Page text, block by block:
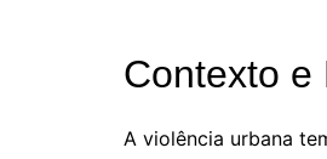
Contexto e
A violência urbana